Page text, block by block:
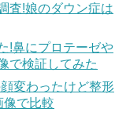
査!娘のダウン症は
!鼻にプロテーゼや
で検証してみた
変わったけど整形
像で比較